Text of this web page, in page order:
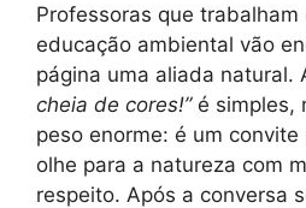
Professoras que
educação ambiental vão
página uma aliada natural.
cheia de cores!”é simples,
peso enorme: é um
olhe para a natureza com
respeito. Após a conversa